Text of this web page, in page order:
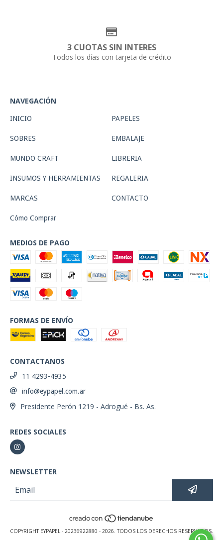
3 CUOTAS SIN INTERES
Todos los días con tarjeta de crédito
NAVEGACIÓN
INICIO PAPELES
SOBRES EMBALAJE
MUNDO CRAFT LIBRERIA
INSUMOS Y HERRAMIENTAS REGALERIA
MARCAS CONTACTO
Cómo Comprar
MEDIOS DE PAGO
FORMAS DE ENVÍO
CONTACTANOS
11 4293-4935
info@eypapel.com.ar
Presidente Perón 1219 - Adrogué - Bs. As.
REDES SOCIALES
NEWSLETTER
COPYRIGHT EYPAPEL - 20236922880 - 2026. TODOS LOS DERECHOS RESERVADOS.